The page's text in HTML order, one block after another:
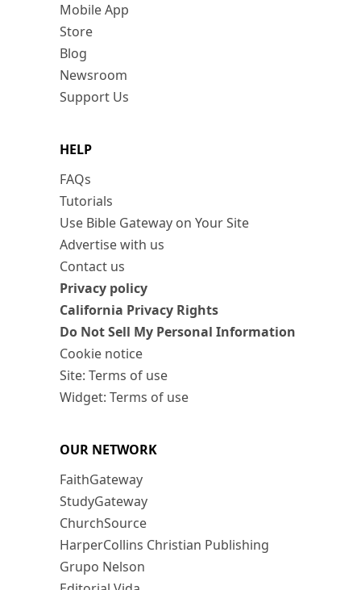
Mobile App
Store
Blog
Newsroom
Support Us
HELP
FAQs
Tutorials
Use Bible Gateway on Your Site
Advertise with us
Contact us
Privacy policy
California Privacy Rights
Do Not Sell My Personal Information
Cookie notice
Site: Terms of use
Widget: Terms of use
OUR NETWORK
FaithGateway
StudyGateway
ChurchSource
HarperCollins Christian Publishing
Grupo Nelson